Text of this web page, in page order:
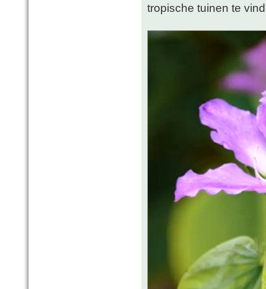
tropische tuinen te